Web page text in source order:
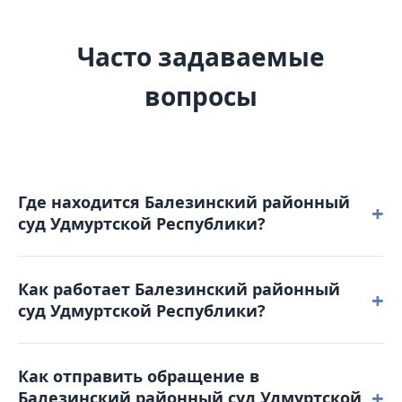
Часто задаваемые
вопросы
Где находится Балезинский районный
суд Удмуртской Республики?
+
расположен по адресу: 427552, Удмуртская
республика, п. Балезино, ул. Красноармейская, д. 9.
Как работает Балезинский районный
суд Удмуртской Республики?
+
15 пятница: с 8-00 до 16-00. Обеденный перерыв с
Как отправить обращение в
Балезинский районный суд Удмуртской